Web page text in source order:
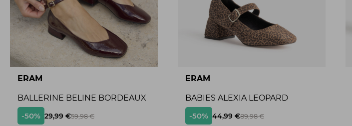
ERAM
BALLERINE BELINE BORDEAUX
-50% 29,99 €59,98 €
ERAM
BABIES ALEXIA LEOPARD
-50% 44,99 €89,98 €